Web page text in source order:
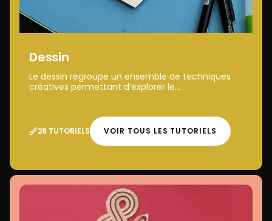
Dessin
Le dessin regroupe un ensemble de techniques
créatives permettant d’explorer le...
28 TUTORIELS VOIR TOUS LES TUTORIELS